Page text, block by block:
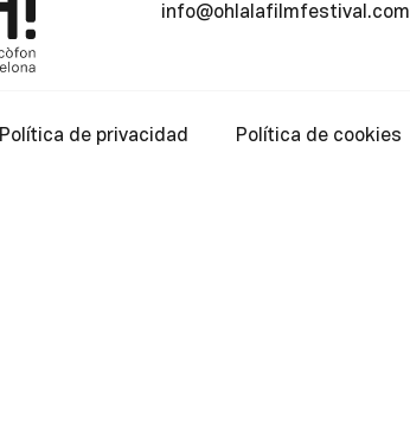
info@ohlalafilmfestival.com
Política de privacidad Política de cookies